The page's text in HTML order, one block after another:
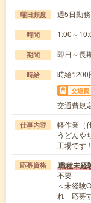
曜日頻度 週5日勤務
時間 1:00～
期間 即日～長
時給 時給1200
交通費
交通費規
仕事内容
軽作業（
うどんや
工場です
応募資格 職種未経
不要
＜未経験
れ「応募